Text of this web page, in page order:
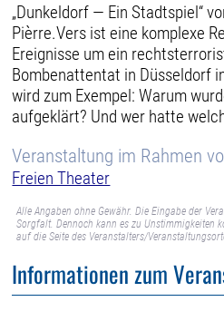
„Dunkeldorf — Ein Stadtspiel“
Pièrre.Vers ist eine komplexe
Ereignisse um ein
Bombenattentat in Düsseldorf
wird zum Exempel: Warum
aufgeklärt? Und wer hatte
Veranstaltung im Rahmen
Freien Theater
Alle Angaben ohne Gewähr. Die Eingabe der
Sorgfalt. Dennoch kann es zu Unstimmigkeiten
auf die Seite des Veranstalters/
Informationen zum